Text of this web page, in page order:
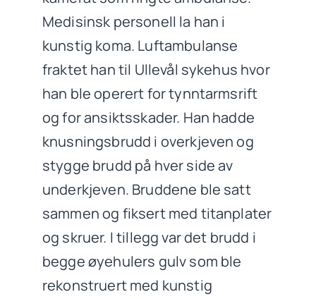
Medisinsk personell la han i
kunstig koma. Luftambulanse
fraktet han til Ullevål sykehus hvor
han ble operert for tynntarmsrift
og for ansiktsskader. Han hadde
knusningsbrudd i overkjeven og
stygge brudd på hver side av
underkjeven. Bruddene ble satt
sammen og fiksert med titanplater
og skruer. I tillegg var det brudd i
begge øyehulers gulv som ble
rekonstruert med kunstig